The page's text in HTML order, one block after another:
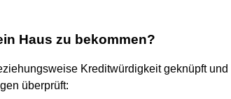
Haus zu bekommen?
Kreditwürdigkeit geknüpft und
überprüft: